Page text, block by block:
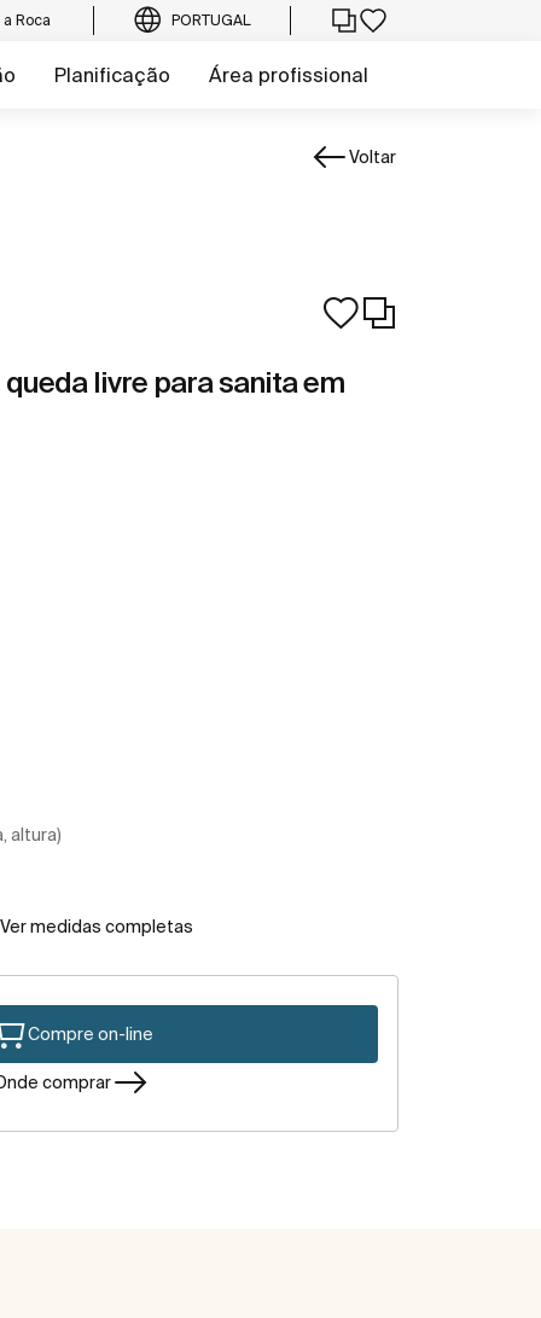
a Roca PORTUGAL
Planificação Área profissional
Voltar
livre para sanita em
altura)
Ver medidas completas
Compre on-line
comprar